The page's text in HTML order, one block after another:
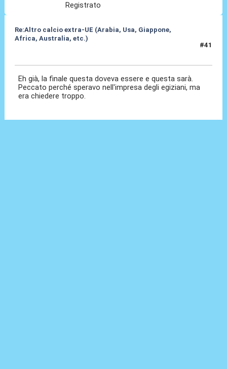
Registrato
Re:Altro calcio extra-UE (Arabia, Usa, Giappone,
Africa, Australia, etc.)
#41
Eh già, la finale questa doveva essere e questa sarà.
Peccato perché speravo nell'impresa degli egiziani, ma
era chiedere troppo.